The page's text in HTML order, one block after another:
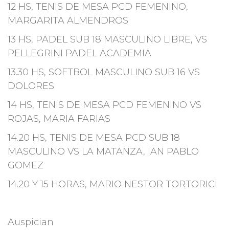
12 HS, TENIS DE MESA PCD FEMENINO,
MARGARITA ALMENDROS
13 HS, PADEL SUB 18 MASCULINO LIBRE, VS
PELLEGRINI PADEL ACADEMIA
13.30 HS, SOFTBOL MASCULINO SUB 16 VS
DOLORES
14 HS, TENIS DE MESA PCD FEMENINO VS
ROJAS, MARIA FARIAS
14.20 HS, TENIS DE MESA PCD SUB 18
MASCULINO VS LA MATANZA, IAN PABLO
GOMEZ
14.20 Y 15 HORAS, MARIO NESTOR TORTORICI
Auspician